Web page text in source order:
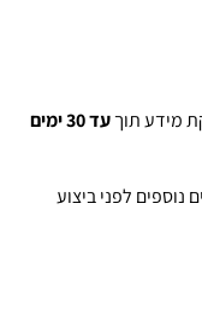
מידע תוךעד 30 ימים
נוספים לפני ביצוע